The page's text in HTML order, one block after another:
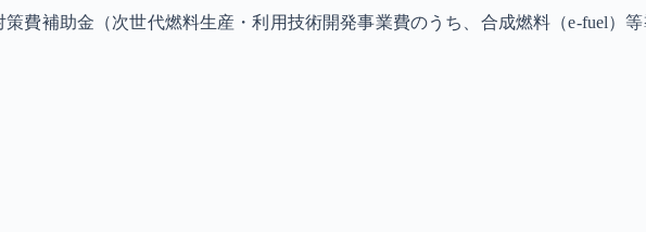
費補助金（次世代燃料生産・利用技術開発事業費のうち、合成燃料（e-fuel）